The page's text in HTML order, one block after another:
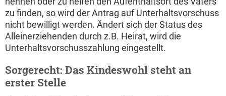
zu finden, so wird der Antrag auf Unterhaltsvorschuss
nicht bewilligt werden. Ändert sich der Status des
Alleinerziehenden durch z.B. Heirat, wird die
Unterhaltsvorschusszahlung eingestellt.
Sorgerecht: Das Kindeswohl steht an
erster Stelle